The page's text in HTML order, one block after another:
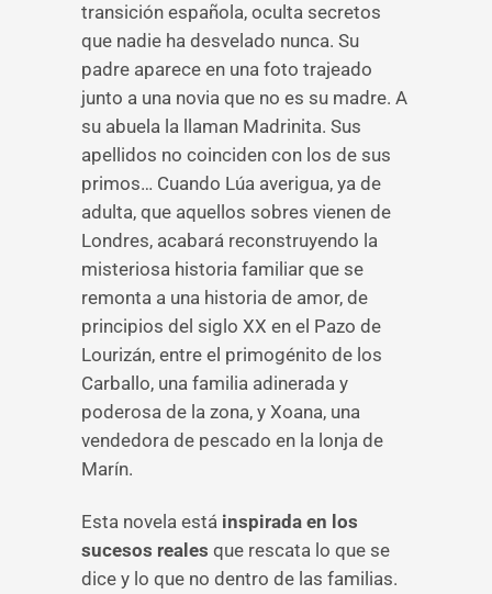
transición española, oculta secretos
que nadie ha desvelado nunca. Su
padre aparece en una foto trajeado
junto a una novia que no es su madre. A
su abuela la llaman Madrinita. Sus
apellidos no coinciden con los de sus
primos… Cuando Lúa averigua, ya de
adulta, que aquellos sobres vienen de
Londres, acabará reconstruyendo la
misteriosa historia familiar que se
remonta a una historia de amor, de
principios del siglo XX en el Pazo de
Lourizán, entre el primogénito de los
Carballo, una familia adinerada y
poderosa de la zona, y Xoana, una
vendedora de pescado en la lonja de
Marín.
Esta novela está inspirada en los
sucesos reales que rescata lo que se
dice y lo que no dentro de las familias.